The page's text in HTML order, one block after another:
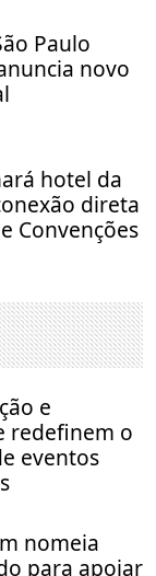
Paulo
novo
hotel da
direta
Convenções
e
redefinem o
eventos
nomeia
para apoiar